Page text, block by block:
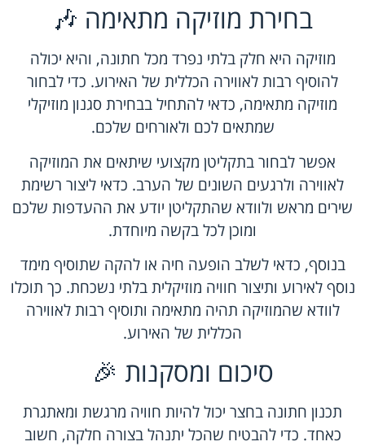
בחירת מוזיקה מתאימה 🎶
מוזיקה היא חלק בלתי נפרד מכל חתונה, והיא יכולה
להוסיף רבות לאווירה הכללית של האירוע. כדי לבחור
מוזיקה מתאימה, כדאי להתחיל בבחירת סגנון מוזיקלי
שמתאים לכם ולאורחים שלכם.
אפשר לבחור בתקליטן מקצועי שיתאים את המוזיקה
לאווירה ולרגעים השונים של הערב. כדאי ליצור רשימת
שירים מראש ולוודא שהתקליטן יודע את ההעדפות שלכם
ומוכן לכל בקשה מיוחדת.
בנוסף, כדאי לשלב הופעה חיה או להקה שתוסיף מימד
נוסף לאירוע ותיצור חוויה מוזיקלית בלתי נשכחת. כך תוכלו
לוודא שהמוזיקה תהיה מתאימה ותוסיף רבות לאווירה
הכללית של האירוע.
סיכום ומסקנות 🎉
תכנון חתונה בחצר יכול להיות חוויה מרגשת ומאתגרת
כאחד. כדי להבטיח שהכל יתנהל בצורה חלקה, חשוב